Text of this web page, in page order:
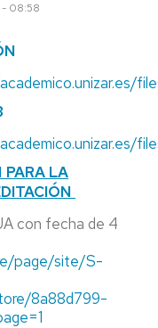
08:58
PARA LA
con fecha de 4
page/site/S-
8a88d799-